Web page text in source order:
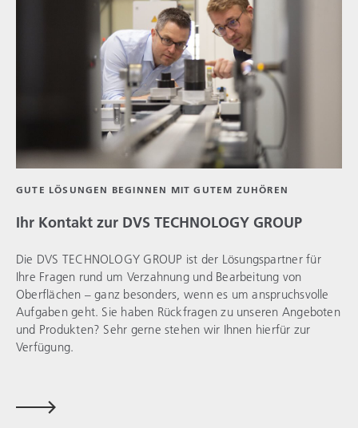
GUTE LÖSUNGEN BEGINNEN MIT GUTEM ZUHÖREN
Ihr Kontakt zur DVS TECHNOLOGY GROUP
Die DVS TECHNOLOGY GROUP ist der Lösungspartner für
Ihre Fragen rund um Verzahnung und Bearbeitung von
Oberflächen – ganz besonders, wenn es um anspruchsvolle
Aufgaben geht. Sie haben Rückfragen zu unseren Angeboten
und Produkten? Sehr gerne stehen wir Ihnen hierfür zur
Verfügung.